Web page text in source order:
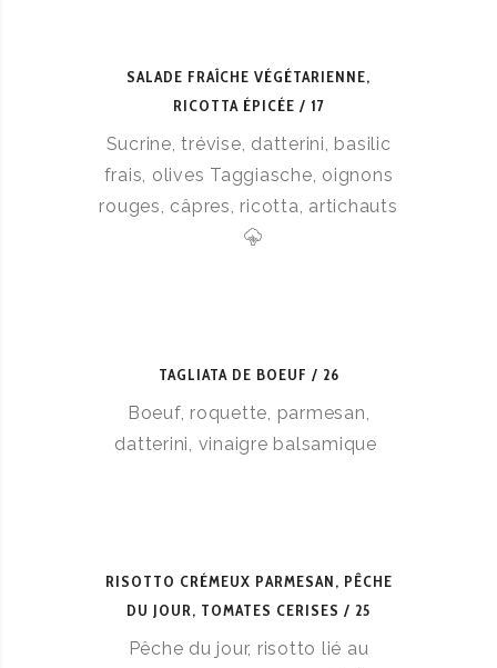
SALADE FRAÎCHE VÉGÉTARIENNE,
RICOTTA ÉPICÉE
17
Sucrine, trévise, datterini, basilic
frais, olives Taggiasche, oignons
rouges, câpres, ricotta, artichauts
TAGLIATA DE BOEUF 26
Boeuf, roquette, parmesan,
datterini, vinaigre balsamique
RISOTTO CRÉMEUX PARMESAN, PÊCHE
DU JOUR, TOMATES CERISES
25
Pêche du jour, risotto lié au